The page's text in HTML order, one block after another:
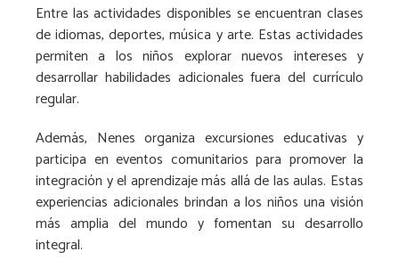
Entre las actividades disponibles se encuentran clases
de idiomas, deportes, música y arte. Estas actividades
permiten a los niños explorar nuevos intereses y
desarrollar habilidades adicionales fuera del currículo
regular.
Además, Nenes organiza excursiones educativas y
participa en eventos comunitarios para promover la
integración y el aprendizaje más allá de las aulas. Estas
experiencias adicionales brindan a los niños una visión
más amplia del mundo y fomentan su desarrollo
integral.